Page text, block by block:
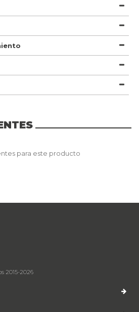
para este producto
2015-2026